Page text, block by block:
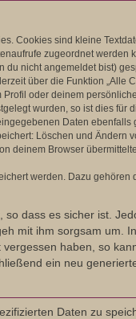
Cookies sind kleine
zugeordnet
nicht angemeldet bist)
über die Funktion „Alle
oder deinem
wurden, so ist dies für
Daten
Löschen und
deinem Browser
werden. Dazu
dass es sicher ist.
mit ihm sorgsam
haben, so
ein neu
Daten zu